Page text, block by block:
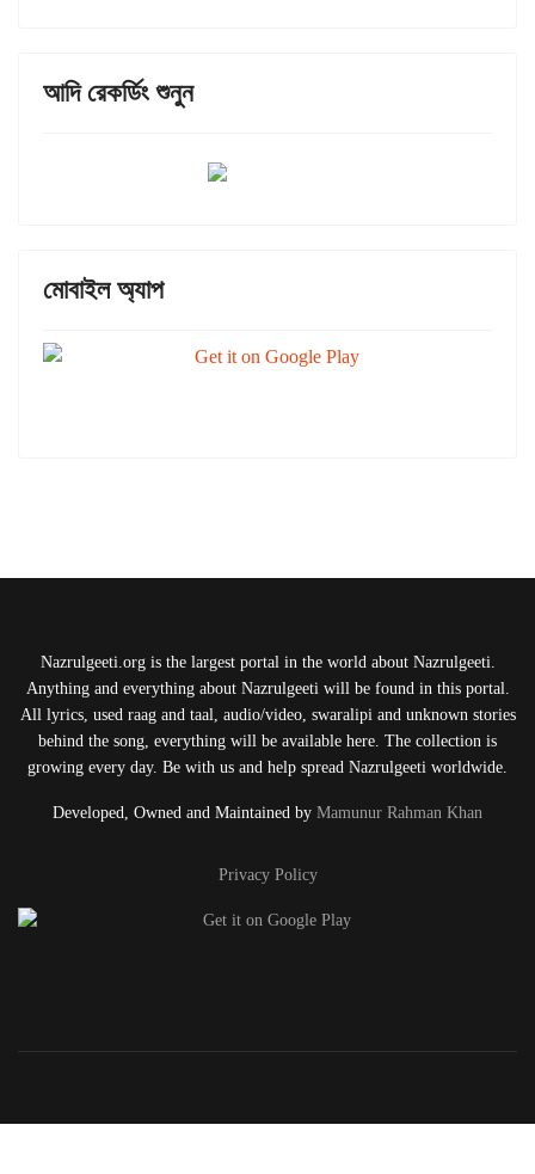
আদি রেকর্ডিং শুনুন
মোবাইল অ্যাপ
Nazrulgeeti.org is the largest portal in the world about Nazrulgeeti.
Anything and everything about Nazrulgeeti will be found in this portal.
All lyrics, used raag and taal, audio/video, swaralipi and unknown stories
behind the song, everything will be available here. The collection is
growing every day. Be with us and help spread Nazrulgeeti worldwide.
Developed, Owned and Maintained by Mamunur Rahman Khan
Privacy Policy